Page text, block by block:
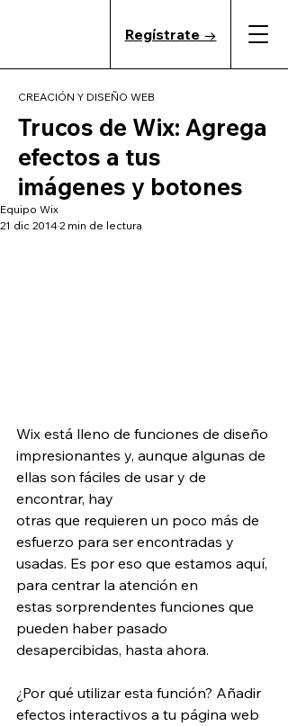
Regístrate →
CREACIÓN Y DISEÑO WEB
Trucos de Wix: Agrega
efectos a tus
imágenes y botones
Equipo Wix
21 dic 20142 min de lectura
Wix está lleno de funciones de diseño
impresionantes y, aunque algunas de
ellas son fáciles de usar y de
encontrar, hay
otras que requieren un poco más de
esfuerzo para ser encontradas y
usadas. Es por eso que estamos aquí,
para centrar la atención en
estas sorprendentes funciones que
pueden haber pasado
desapercibidas, hasta ahora.
¿Por qué utilizar esta función? Añadir
efectos interactivos a tu página web